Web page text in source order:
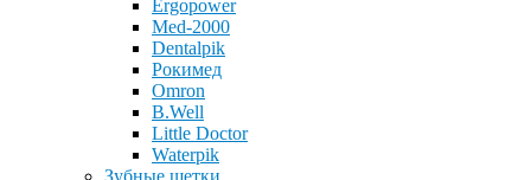
Ergopower
Med-2000
Dentalpik
Рокимед
Omron
B.Well
Little Doctor
Waterpik
Зубные щетки